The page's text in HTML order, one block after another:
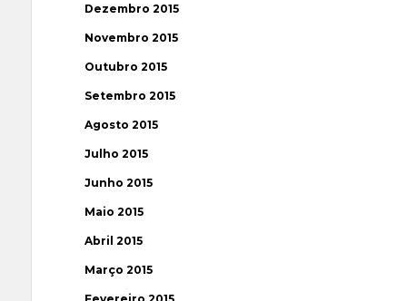
Dezembro 2015
Novembro 2015
Outubro 2015
Setembro 2015
Agosto 2015
Julho 2015
Junho 2015
Maio 2015
Abril 2015
Março 2015